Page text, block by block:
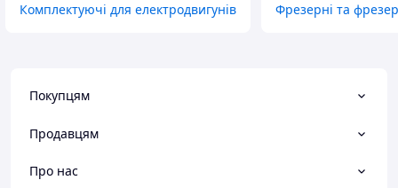
Комплектуючі для електродвигунів Фрезерні та
Покупцям
Продавцям
Про нас